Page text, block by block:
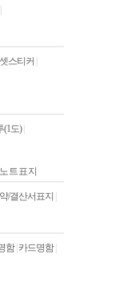
스티커
(1도)|
트표지
/결산서표지
함| 카드명함|